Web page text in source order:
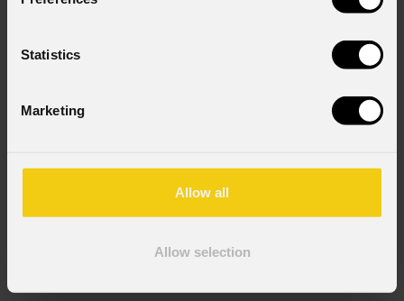
Statistics
Marketing
Allow all
Allow selection
La versatilità del Jet Profile300LT per la Faculty of